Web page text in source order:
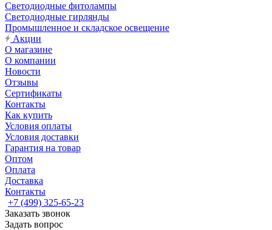
Светодиодные фитолампы
Светодиодные гирлянды
Промышленное и складское освещение
Акции
О магазине
О компании
Новости
Отзывы
Сертификаты
Контакты
Как купить
Условия оплаты
Условия доставки
Гарантия на товар
Оптом
Оплата
Доставка
Контакты
+7 (499) 325-65-23
Заказать звонок
Задать вопрос